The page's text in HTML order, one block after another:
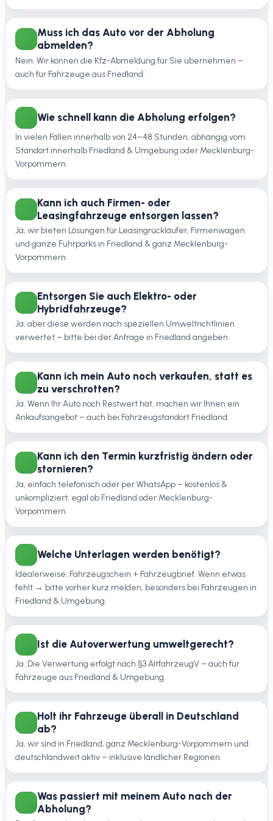
Muss ich das Auto vor der Abholung
abmelden?
Nein. Wir können die Kfz-Abmeldung für Sie übernehmen –
auch für Fahrzeuge aus Friedland.
Wie schnell kann die Abholung erfolgen?
In vielen Fällen innerhalb von 24–48 Stunden, abhängig vom
Standort innerhalb Friedland & Umgebung oder Mecklenburg-
Vorpommern.
Kann ich auch Firmen- oder
Leasingfahrzeuge entsorgen lassen?
Ja, wir bieten Lösungen für Leasingrückläufer, Firmenwagen
und ganze Fuhrparks in Friedland & ganz Mecklenburg-
Vorpommern.
Entsorgen Sie auch Elektro- oder
Hybridfahrzeuge?
Ja, aber diese werden nach speziellen Umweltrichtlinien
verwertet – bitte bei der Anfrage in Friedland angeben.
Kann ich mein Auto noch verkaufen, statt es
zu verschrotten?
Ja. Wenn Ihr Auto noch Restwert hat, machen wir Ihnen ein
Ankaufsangebot – auch bei Fahrzeugstandort Friedland.
Kann ich den Termin kurzfristig ändern oder
stornieren?
Ja, einfach telefonisch oder per WhatsApp – kostenlos &
unkompliziert, egal ob Friedland oder Mecklenburg-
Vorpommern.
Welche Unterlagen werden benötigt?
Idealerweise: Fahrzeugschein + Fahrzeugbrief. Wenn etwas
fehlt → bitte vorher kurz melden, besonders bei Fahrzeugen in
Friedland & Umgebung.
Ist die Autoverwertung umweltgerecht?
Ja. Die Verwertung erfolgt nach §3 AltfahrzeugV – auch für
Fahrzeuge aus Friedland & Umgebung.
Holt ihr Fahrzeuge überall in Deutschland
ab?
Ja, wir sind in Friedland, ganz Mecklenburg-Vorpommern und
deutschlandweit aktiv – inklusive ländlicher Regionen.
Was passiert mit meinem Auto nach der
Abholung?